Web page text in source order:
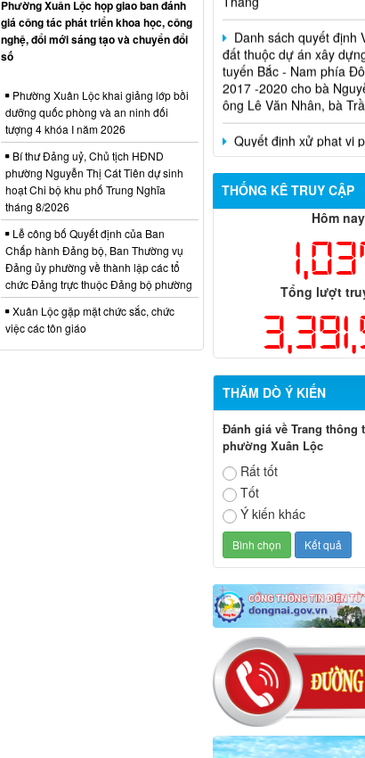
Danh sách quyết định
đất thuộc dự án xây
tuyến Bắc - Nam phía
2017 -2020 cho bà
ông Lê Văn Nhân, bà
Quyết định xử phạt vi
chính trong lĩnh vực đất
Trần Hồng Phước
THỐNG KÊ TRUY CẬP
Hôm nay
Tổng lượt
THĂM DÒ Ý KIẾN
Đánh giá về Trang thông
phường Xuân Lộc
Rất tốt
Tốt
Ý kiến khác
Phường Xuân Lộc họp giao ban đánh
giá công tác phát triển khoa học, công
nghệ, đổi mới sáng tạo và chuyển đổi
số
Phường Xuân Lộc khai giảng lớp bồi
dưỡng quốc phòng và an ninh đối
tượng 4 khóa I năm 2026
Bí thư Đảng uỷ, Chủ tịch HĐND
phường Nguyễn Thị Cát Tiên dự sinh
hoạt Chi bộ khu phố Trung Nghĩa
tháng 8/2026
Lễ công bố Quyết định của Ban
Chấp hành Đảng bộ, Ban Thường vụ
Đảng ủy phường về thành lập các tổ
chức Đảng trực thuộc Đảng bộ phường
Xuân Lộc gặp mặt chức sắc, chức
việc các tôn giáo